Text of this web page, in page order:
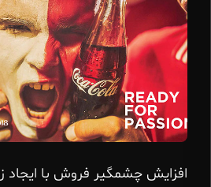
افزایش چشمگیر فروش با ایجاد